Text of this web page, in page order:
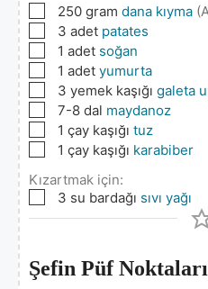
▢
250 gram dana kıyma
▢
3 adet patates
▢1 adet soğan
▢1 adet yumurta
▢
3 yemek kaşığı galeta
▢
7-8 dal maydanoz
▢1 çay kaşığı tuz
▢1 çay kaşığı karabiber
Kızartmak için:
▢
3 su bardağı sıvı yağı
Şefin Püf Noktaları